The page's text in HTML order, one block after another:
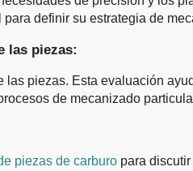
definir su estrategia de
las piezas:
las piezas. Esta evaluación
de mecanizado
piezas de carburo para